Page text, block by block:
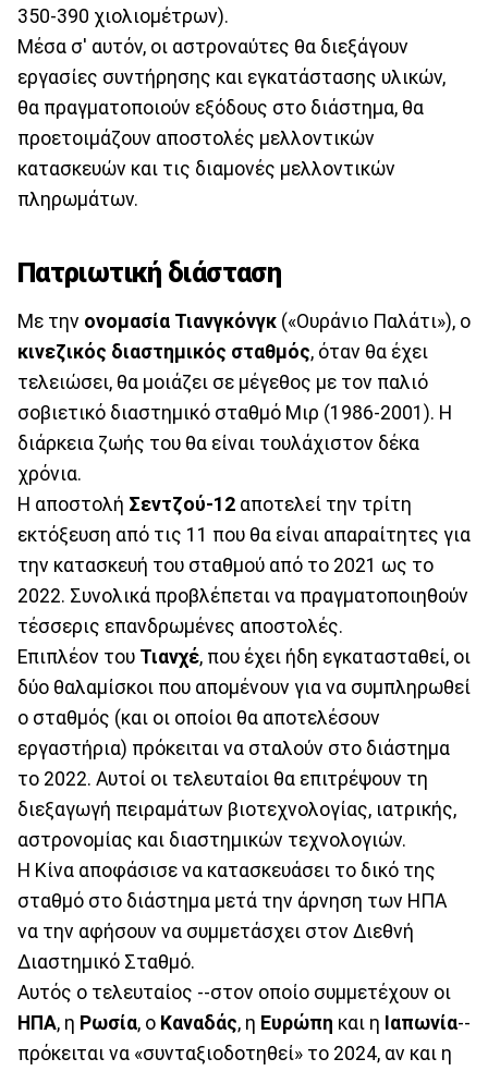
350-390 χιολιομέτρων).
Μέσα σ' αυτόν, οι αστροναύτες θα διεξάγουν
εργασίες συντήρησης και εγκατάστασης υλικών,
θα πραγματοποιούν εξόδους στο διάστημα, θα
προετοιμάζουν αποστολές μελλοντικών
κατασκευών και τις διαμονές μελλοντικών
πληρωμάτων.
Πατριωτική διάσταση
Με την ονομασία Τιανγκόνγκ («Ουράνιο Παλάτι»), ο
κινεζικός διαστημικός σταθμός, όταν θα έχει
τελειώσει, θα μοιάζει σε μέγεθος με τον παλιό
σοβιετικό διαστημικό σταθμό Μιρ (1986-2001). Η
διάρκεια ζωής του θα είναι τουλάχιστον δέκα
χρόνια.
Η αποστολή Σεντζού-12 αποτελεί την τρίτη
εκτόξευση από τις 11 που θα είναι απαραίτητες για
την κατασκευή του σταθμού από το 2021 ως το
2022. Συνολικά προβλέπεται να πραγματοποιηθούν
τέσσερις επανδρωμένες αποστολές.
Επιπλέον του Τιανχέ, που έχει ήδη εγκατασταθεί, οι
δύο θαλαμίσκοι που απομένουν για να συμπληρωθεί
ο σταθμός (και οι οποίοι θα αποτελέσουν
εργαστήρια) πρόκειται να σταλούν στο διάστημα
το 2022. Αυτοί οι τελευταίοι θα επιτρέψουν τη
διεξαγωγή πειραμάτων βιοτεχνολογίας, ιατρικής,
αστρονομίας και διαστημικών τεχνολογιών.
Η Κίνα αποφάσισε να κατασκευάσει το δικό της
σταθμό στο διάστημα μετά την άρνηση των ΗΠΑ
να την αφήσουν να συμμετάσχει στον Διεθνή
Διαστημικό Σταθμό.
Αυτός ο τελευταίος --στον οποίο συμμετέχουν οι
ΗΠΑ, η Ρωσία, ο Καναδάς, η Ευρώπη και η Ιαπωνία--
πρόκειται να «συνταξιοδοτηθεί» το 2024, αν και η